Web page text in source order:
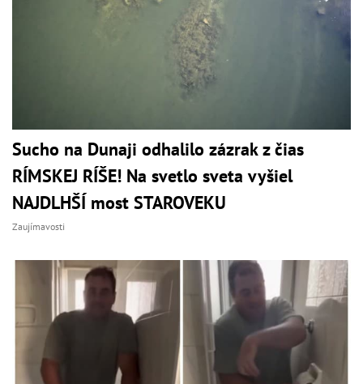
Sucho na Dunaji odhalilo zázrak z čias
RÍMSKEJ RÍŠE! Na svetlo sveta vyšiel
NAJDLHŠÍ most STAROVEKU
Zaujímavosti